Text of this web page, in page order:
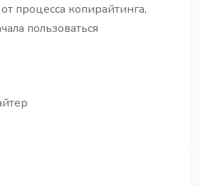
задаваемых вопросов и
продукту/услуге
процесса копирайтинга,
пользоваться